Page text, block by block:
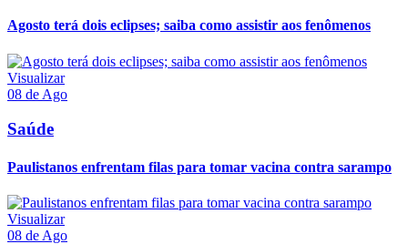
Agosto terá dois eclipses; saiba como assistir aos fenômenos
Visualizar
08 de Ago
Saúde
Paulistanos enfrentam filas para tomar vacina contra sarampo
Visualizar
08 de Ago